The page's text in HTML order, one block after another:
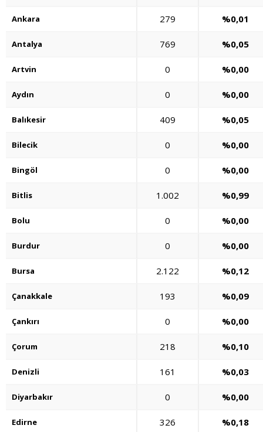
Ankara 279 %0,01
Antalya 769 %0,05
Artvin 0 %0,00
Aydın 0 %0,00
Balıkesir 409 %0,05
Bilecik 0 %0,00
Bingöl 0 %0,00
Bitlis 1.002 %0,99
Bolu 0 %0,00
Burdur 0 %0,00
Bursa 2.122 %0,12
Çanakkale 193 %0,09
Çankırı 0 %0,00
Çorum 218 %0,10
Denizli 161 %0,03
Diyarbakır 0 %0,00
Edirne 326 %0,18